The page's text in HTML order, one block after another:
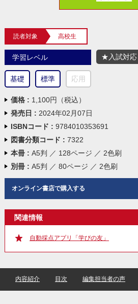
読者対象 高校生
学習レベル
基礎 標準 応用
★入試対応
価格 : 1,100円（税込）
発売日 : 2024年02月07日
ISBNコード : 9784010353691
図書分類コード : 7322
本冊 : A5判 ／ 128ページ ／ 2色刷
別冊 : A5判 ／ 80ページ ／ 2色刷
オンライン書店で購入する
関連情報
自動採点アプリ「学びの友」
内容紹介 目次 編集担当者の声